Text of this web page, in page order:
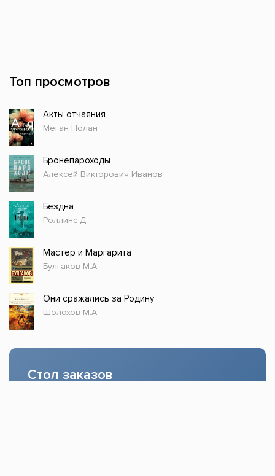
Топ просмотров
Акты отчаяния
Меган Нолан
Бронепароходы
Алексей Викторович Иванов
Бездна
Роллинс Д.
Мастер и Маргарита
Булгаков М.А.
Они сражались за Родину
Шолохов М.А.
Стол заказов